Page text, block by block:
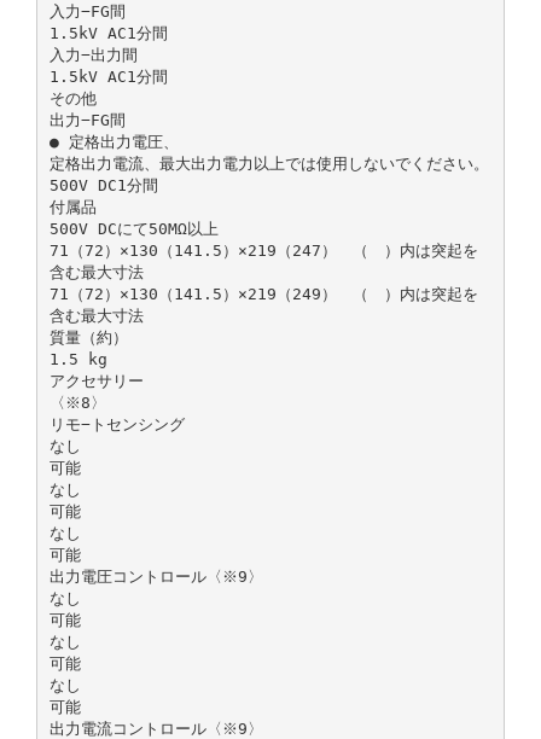
入力−FG間
1.5kV AC1分間
入力−出力間
1.5kV AC1分間
その他
出力−FG間
● 定格出力電圧、
定格出力電流、最大出力電力以上では使用しないでください。
500V DC1分間
付属品
500V DCにて50MΩ以上
71（72）×130（141.5）×219（247） （ ）内は突起を
含む最大寸法
71（72）×130（141.5）×219（249） （ ）内は突起を
含む最大寸法
質量（約）
1.5 kg
アクセサリー
〈※8〉
リモ−トセンシング
なし
可能
なし
可能
なし
可能
出力電圧コントロール〈※9〉
なし
可能
なし
可能
なし
可能
出力電流コントロール〈※9〉